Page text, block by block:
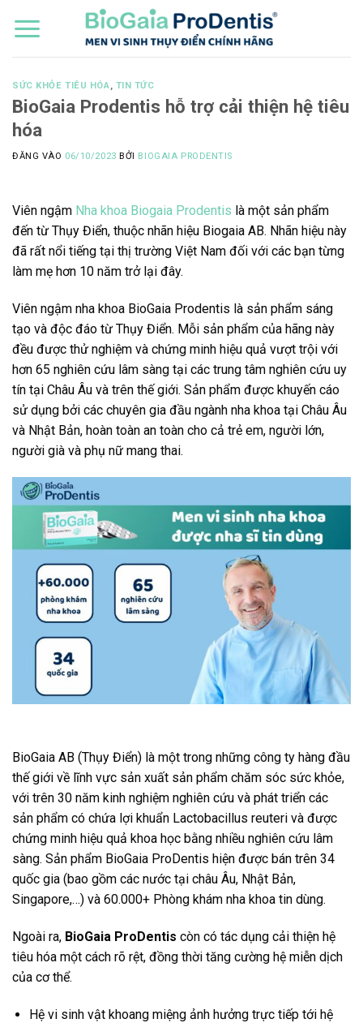
qua
SỨC KHỎE TIÊU HÓA, TIN TỨC
BioGaia Prodentis hỗ trợ cải thiện hệ tiêu
hóa
ĐĂNG VÀO 06/10/2023 BỞI BIOGAIA PRODENTIS
Viên ngậm Nha khoa Biogaia Prodentis là một sản phẩm
đến từ Thụy Điển, thuộc nhãn hiệu Biogaia AB. Nhãn hiệu này
đã rất nổi tiếng tại thị trường Việt Nam đối với các bạn từng
làm mẹ hơn 10 năm trở lại đây.
Viên ngậm nha khoa BioGaia Prodentis là sản phẩm sáng
tạo và độc đáo từ Thụy Điển. Mỗi sản phẩm của hãng này
đều được thử nghiệm và chứng minh hiệu quả vượt trội với
hơn 65 nghiên cứu lâm sàng tại các trung tâm nghiên cứu uy
tín tại Châu Âu và trên thế giới. Sản phẩm được khuyến cáo
sử dụng bởi các chuyên gia đầu ngành nha khoa tại Châu Âu
và Nhật Bản, hoàn toàn an toàn cho cả trẻ em, người lớn,
người già và phụ nữ mang thai.
BioGaia AB (Thụy Điển) là một trong những công ty hàng đầu
thế giới về lĩnh vực sản xuất sản phẩm chăm sóc sức khỏe,
với trên 30 năm kinh nghiệm nghiên cứu và phát triển các
sản phẩm có chứa lợi khuẩn Lactobacillus reuteri và được
chứng minh hiệu quả khoa học bằng nhiều nghiên cứu lâm
sàng. Sản phẩm BioGaia ProDentis hiện được bán trên 34
quốc gia (bao gồm các nước tại châu Âu, Nhật Bản,
Singapore,…) và 60.000+ Phòng khám nha khoa tin dùng.
Ngoài ra, BioGaia ProDentis còn có tác dụng cải thiện hệ
tiêu hóa một cách rõ rệt, đồng thời tăng cường hệ miễn dịch
của cơ thể.
Hệ vi sinh vật khoang miệng ảnh hưởng trực tiếp tới hệ